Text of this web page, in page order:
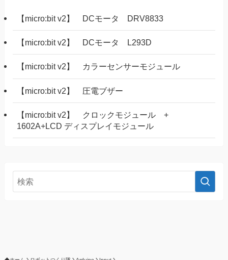
【micro:bit v2】 DCモータ DRV8833
【micro:bit v2】 DCモータ L293D
【micro:bit v2】 カラーセンサーモジュール
【micro:bit v2】 圧電ブザー
【micro:bit v2】 クロックモジュール +
1602A+LCD ディスプレイモジュール